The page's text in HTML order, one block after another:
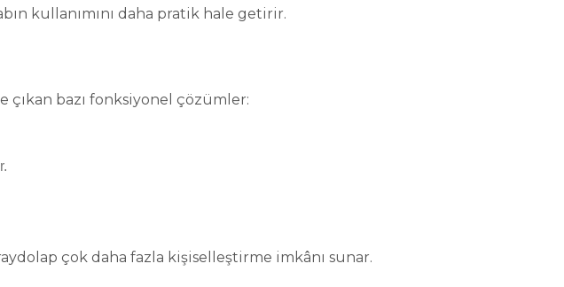
kullanımını daha pratik hale getirir.
çıkan bazı fonksiyonel çözümler:
çok daha fazla kişiselleştirme imkânı sunar.